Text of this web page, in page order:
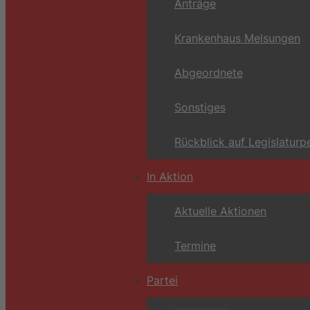
Anträge
Krankenhaus Melsungen
Abgeordnete
Sonstiges
Rückblick auf
In Aktion
Aktuelle Aktionen
Termine
Partei